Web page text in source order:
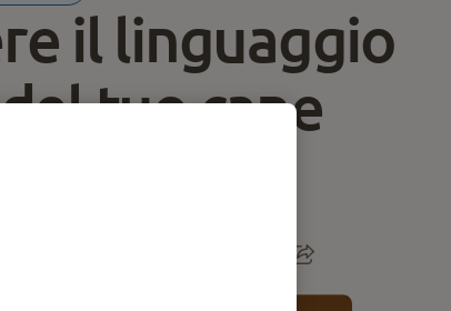
il linguaggio
tuo cane